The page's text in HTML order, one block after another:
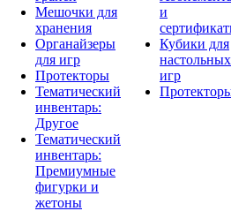
Мешочки для
хранения
Органайзеры
для игр
Протекторы
Тематический
инвентарь:
Другое
Тематический
инвентарь:
Премиумные
фигурки и
жетоны
и
Кубики для
настольных
игр